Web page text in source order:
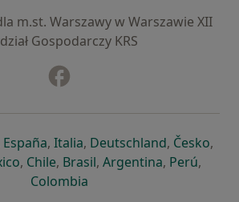
m.st. Warszawy w Warszawie XII
Gospodarczy KRS
w nowej karcie
się w nowej karcie
Españaotwiera się w nowej karcie
, Italiaotwiera się w nowej
, Deutschlandotwiera się
, Česko,
się w nowej karcie
otwiera się w nowej karcie
, Chileotwiera się w nowej karcie
, Brasilotwiera się w nowej
, Argentinaotwiera się
, Perú,
Colombia